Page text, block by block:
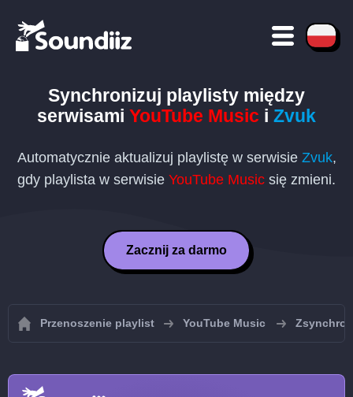
Synchronizuj playlisty między
serwisami YouTube Music i Zvuk
Automatycznie aktualizuj playlistę w serwisie Zvuk,
gdy playlista w serwisie YouTube Music się zmieni.
Zacznij za darmo
Przenoszenie playlist YouTube Music